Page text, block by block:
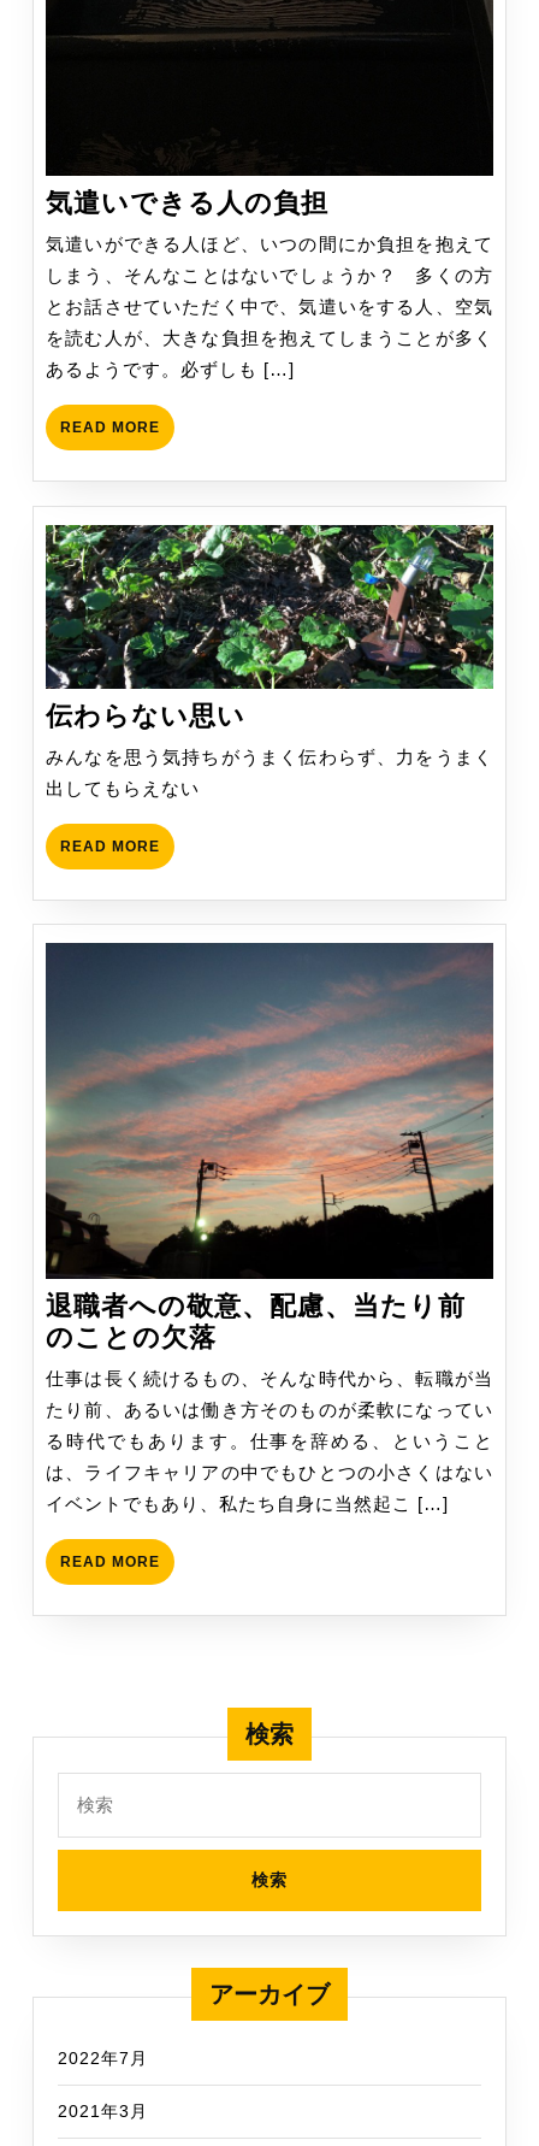
気遣いできる人の負担
遣
い
で
き
担
気遣いができる人ほど、いつの間にか負担を抱えて
しまう、そんなことはないでしょうか？ 多くの方
とお話させていただく中で、気遣いをする人、空気
を読む人が、大きな負担を抱えてしまうことが多く
あるようです。必ずしも […]
READ MORE READ
MORE
伝わらない思い
わ
ら
い
みんなを思う気持ちがうまく伝わらず、力をうまく
出してもらえない
READ MORE READ
MORE
退職者への敬意、配慮、当たり前
のことの欠落退
職
者
へ
の
敬
当
前
の
こ
の
仕事は長く続けるもの、そんな時代から、転職が当
たり前、あるいは働き方そのものが柔軟になってい
る時代でもあります。仕事を辞める、ということ
は、ライフキャリアの中でもひとつの小さくはない
イベントでもあり、私たち自身に当然起こ […]
READ MORE READ
MORE
検索
索:
アーカイブ
2022年7月
2021年3月